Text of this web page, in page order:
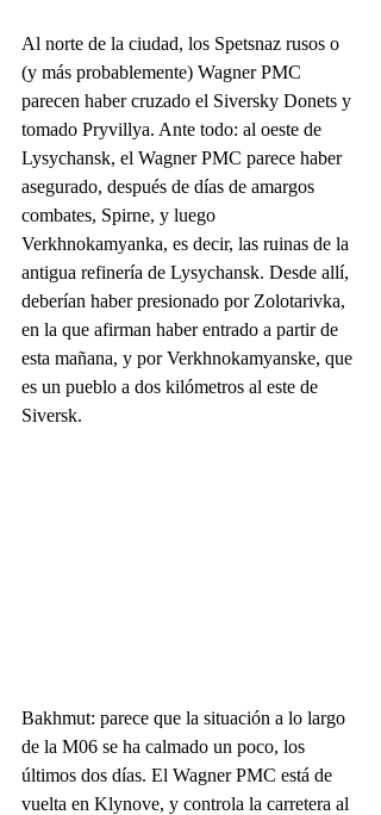
Al norte de la ciudad, los Spetsnaz rusos o
(y más probablemente) Wagner PMC
parecen haber cruzado el Siversky Donets y
tomado Pryvillya. Ante todo: al oeste de
Lysychansk, el Wagner PMC parece haber
asegurado, después de días de amargos
combates, Spirne, y luego
Verkhnokamyanka, es decir, las ruinas de la
antigua refinería de Lysychansk. Desde allí,
deberían haber presionado por Zolotarivka,
en la que afirman haber entrado a partir de
esta mañana, y por Verkhnokamyanske, que
es un pueblo a dos kilómetros al este de
Siversk.
Bakhmut: parece que la situación a lo largo
de la M06 se ha calmado un poco, los
últimos dos días. El Wagner PMC está de
vuelta en Klynove, y controla la carretera al